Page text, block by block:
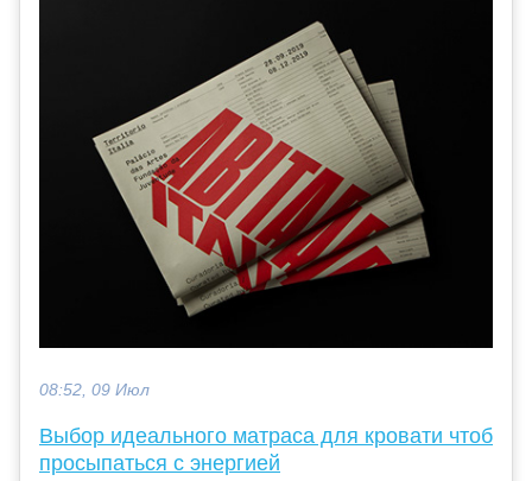
08:52, 09 Июл
Выбор идеального матраса для кровати чтоб
просыпаться с энергией